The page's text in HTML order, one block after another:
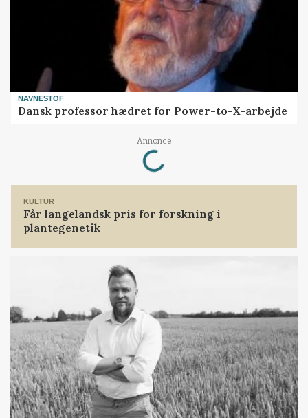
NAVNESTOF
Dansk professor hædret for Power-to-X-arbejde
Annonce
Loading...
KULTUR
Får langelandsk pris for forskning i
plantegenetik